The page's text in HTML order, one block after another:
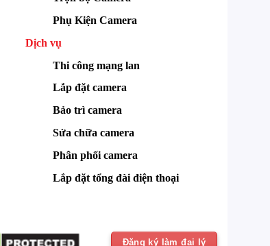
Phụ Kiện Camera
Dịch vụ
Thi công mạng lan
Lắp đặt camera
Bảo trì camera
Sửa chữa camera
Phân phối camera
Lắp đặt tổng đài điện thoại
Đăng ký làm đại lý